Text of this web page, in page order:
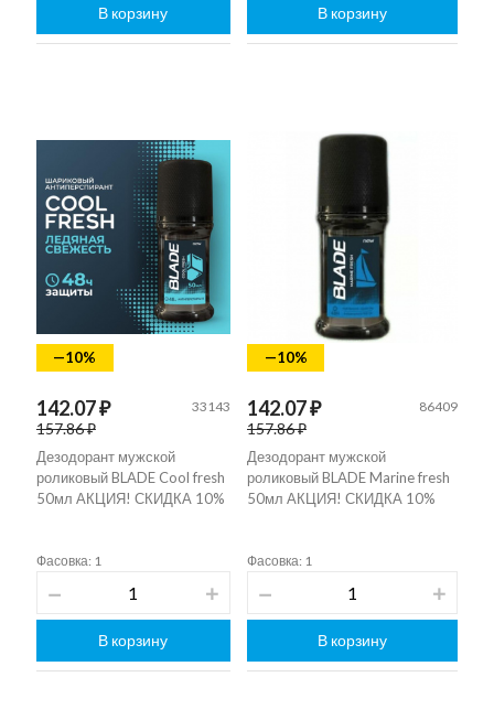
В корзину В корзину
—10%
142.07 ₽
157.86 ₽
33143
Дезодорант мужской
роликовый BLADE Cool fresh
50мл АКЦИЯ! СКИДКА 10%
Фасовка: 1
В корзину
—10%
142.07 ₽
157.86 ₽
86409
Дезодорант мужской
роликовый BLADE Marine fresh
50мл АКЦИЯ! СКИДКА 10%
Фасовка: 1
В корзину